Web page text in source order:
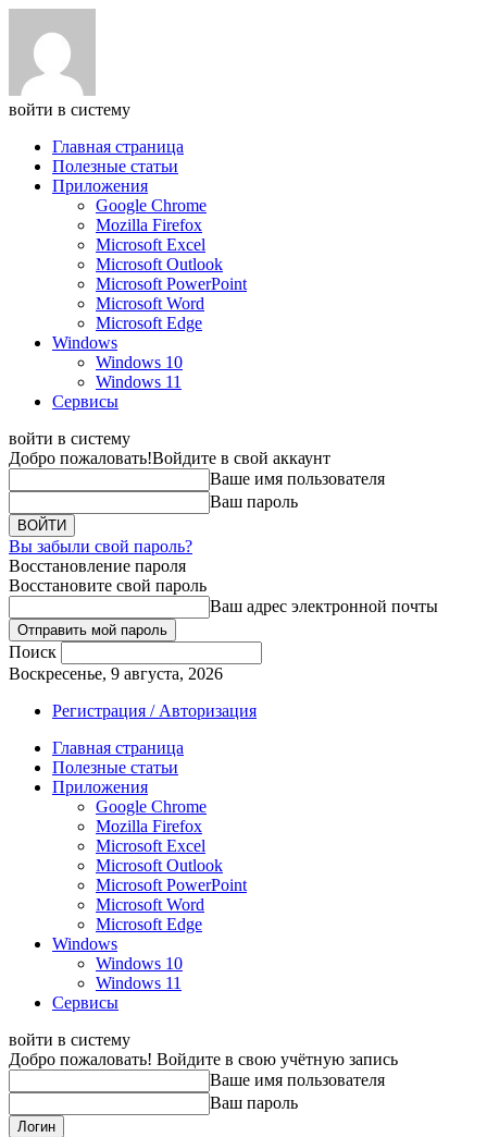
войти в систему
Главная страница
Полезные статьи
Приложения
Google Chrome
Mozilla Firefox
Microsoft Excel
Microsoft Outlook
Microsoft PowerPoint
Microsoft Word
Microsoft Edge
Windows
Windows 10
Windows 11
Сервисы
войти в систему
Добро пожаловать!Войдите в свой аккаунт
Ваше имя пользователя
Ваш пароль
Вы забыли свой пароль?
Восстановление пароля
Восстановите свой пароль
Ваш адрес электронной почты
Поиск
Воскресенье, 9 августа, 2026
Регистрация / Авторизация
Главная страница
Полезные статьи
Приложения
Google Chrome
Mozilla Firefox
Microsoft Excel
Microsoft Outlook
Microsoft PowerPoint
Microsoft Word
Microsoft Edge
Windows
Windows 10
Windows 11
Сервисы
войти в систему
Добро пожаловать! Войдите в свою учётную запись
Ваше имя пользователя
Ваш пароль